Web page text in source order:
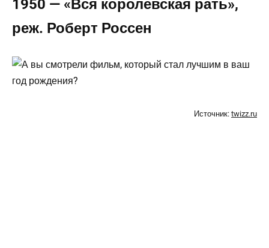
1950 — «Вся королевская рать»,
реж. Роберт Россен
Источник: twizz.ru